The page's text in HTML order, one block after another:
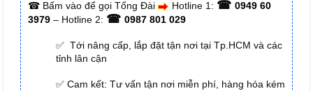
☎ Bấm vào để gọi Tổng Đài Hotline 1: ☎ 0949 60
3979 – Hotline 2: ☎ 0987 801 029
✅ Tới nâng cấp, lắp đặt tận nơi tại Tp.HCM và các
tỉnh lân cận
✅ Cam kết: Tư vấn tận nơi miễn phí, hàng hóa kém